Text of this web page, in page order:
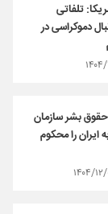
تلفاتی
دموکراسی در
۱۱
بشر سازمان
ایران را محکوم
۱۲/۰۹